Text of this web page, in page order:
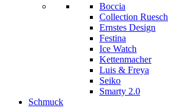
Boccia
Collection Ruesch
Ernstes Design
Festina
Ice Watch
Kettenmacher
Luis & Freya
Seiko
Smarty 2.0
Schmuck